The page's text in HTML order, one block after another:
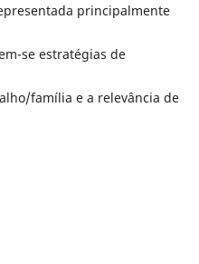
principalmente
se estratégias de
família e a relevância de